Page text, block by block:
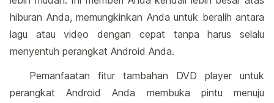
hiburan Anda, memungkinkan Anda untuk beralih antara
lagu atau video dengan cepat tanpa harus selalu
menyentuh perangkat Android Anda.
Pemanfaatan fitur tambahan DVD player untuk
perangkat Android Anda membuka pintu menuju